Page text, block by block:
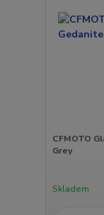
CFMOTO
Grey
Skladem